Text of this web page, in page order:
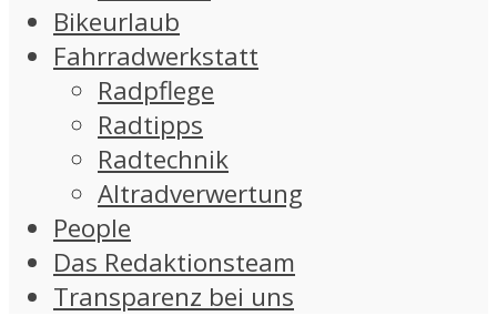
Bikeurlaub
Fahrradwerkstatt
Radpflege
Radtipps
Radtechnik
Altradverwertung
People
Das Redaktionsteam
Transparenz bei uns